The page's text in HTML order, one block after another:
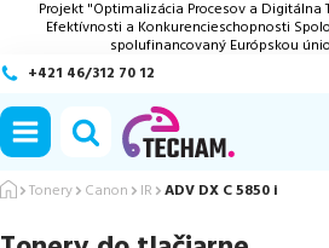
Projekt "Optimalizácia Procesov a Digitálna
Efektívnosti a Konkurencieschopnosti
spolufinancovaný Európskou
+421 46/312 70 12
Tonery Canon IR ADV DX C 5850 i